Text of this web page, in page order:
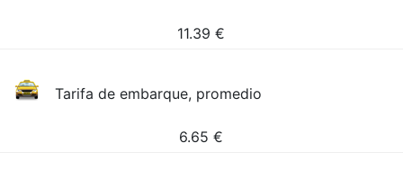
11.39 €
Tarifa de embarque, promedio
6.65 €